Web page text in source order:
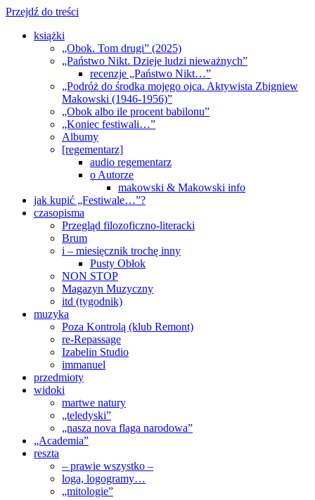
Przejdź do treści
książki
„Obok. Tom drugi” (2025)
„Państwo Nikt. Dzieje ludzi nieważnych”
recenzje „Państwo Nikt…”
„Podróż do środka mojego ojca. Aktywista Zbigniew
Makowski (1946-1956)”
„Obok albo ile procent babilonu”
„Koniec festiwali…”
Albumy
[regementarz]
audio regementarz
o Autorze
makowski & Makowski info
jak kupić „Festiwale…”?
czasopisma
Przegląd filozoficzno-literacki
Brum
i – miesięcznik trochę inny
Pusty Obłok
NON STOP
Magazyn Muzyczny
itd (tygodnik)
muzyka
Poza Kontrolą (klub Remont)
re-Repassage
Izabelin Studio
immanuel
przedmioty
widoki
martwe natury
„teledyski”
„nasza nova flaga narodowa”
„Academia”
reszta
– prawie wszystko –
loga, logogramy…
„mitologie”